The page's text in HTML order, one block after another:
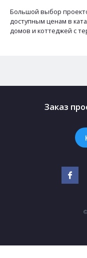
Большой выбор
доступным ценам в
домов и коттеджей с
Заказ